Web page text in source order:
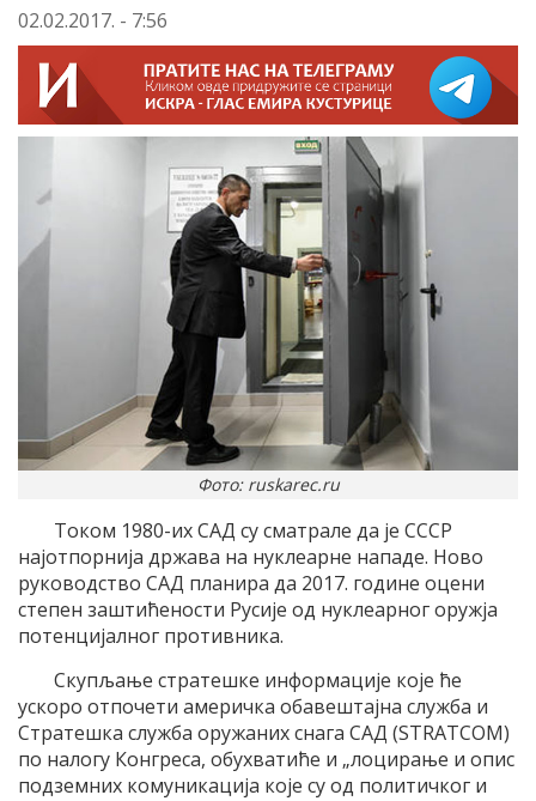
02.02.2017. - 7:56
Фото: ruskarec.ru
Током 1980-их САД су сматрале да је СССР
најотпорнија држава на нуклеарне нападе. Ново
руководство САД планира да 2017. године оцени
степен заштићености Русије од нуклеарног оружја
потенцијалног противника.
Скупљање стратешке информације које ће
ускоро отпочети америчка обавештајна служба и
Стратешка служба оружаних снага САД (STRATCOM)
по налогу Конгреса, обухватиће и „лоцирање и опис
подземних комуникација које су од политичког и